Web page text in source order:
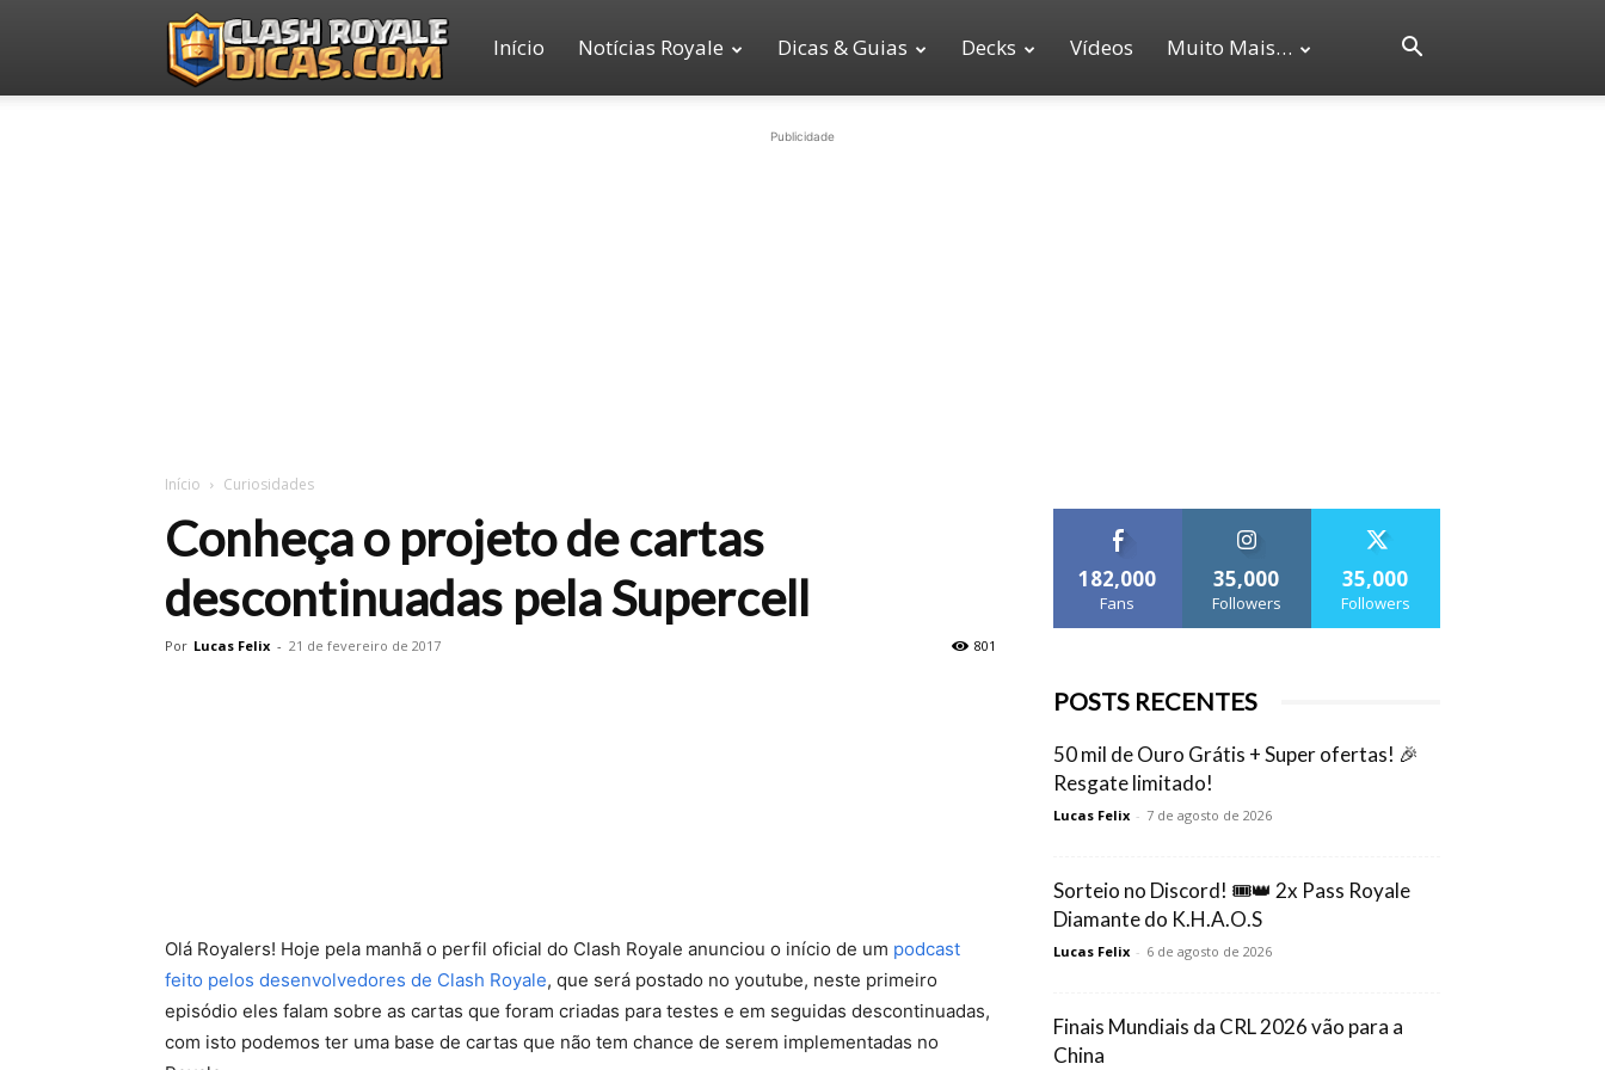
Clash
Início Notícias Royale Dicas & Guias Decks Vídeos Muito Mais…
Publicidade
Início Curiosidades
Conheça o projeto de cartas
descontinuadas pela Supercell
Por Lucas Felix - 21 de fevereiro de 2017 801
Olá Royalers! Hoje pela manhã o perfil oficial do Clash Royale anunciou o início de um podcast
feito pelos desenvolvedores de Clash Royale, que será postado no youtube, neste primeiro
episódio eles falam sobre as cartas que foram criadas para testes e em seguidas descontinuadas,
com isto podemos ter uma base de cartas que não tem chance de serem implementadas no
182,000
Fans
35,000
Followers
35,000
Followers
POSTS RECENTES
50 mil de Ouro Grátis + Super ofertas! 🎉
Resgate limitado!
Lucas Felix - 7 de agosto de 2026
Sorteio no Discord! 🎟️👑 2x Pass Royale
Diamante do K.H.A.O.S
Lucas Felix - 6 de agosto de 2026
Finais Mundiais da CRL 2026 vão para a
China